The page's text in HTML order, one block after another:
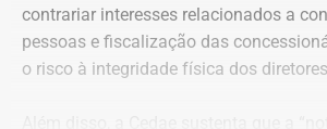
contrariar interesses relacionados a
pessoas e fiscalização das
o risco à integridade física dos